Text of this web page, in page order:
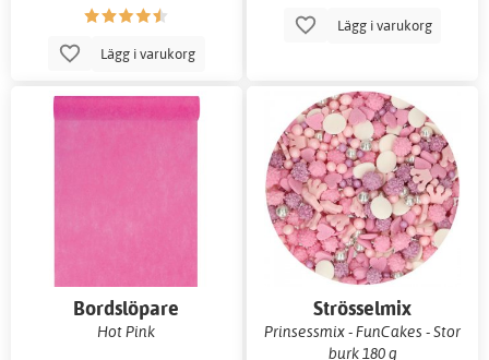
Lägg i varukorg
Lägg i varukorg
Bordslöpare
Hot Pink
Strösselmix
Prinsessmix - FunCakes - Stor
burk 180 g